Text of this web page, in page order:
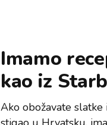
Imamo
kao iz
Ako obožavate
stigao u Hrvatsku,